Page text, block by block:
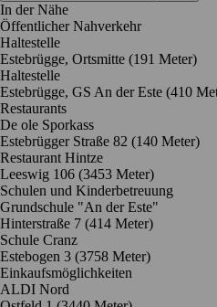
In der Nähe
Öffentlicher Nahverkehr
Haltestelle
Estebrügge, Ortsmitte (191 Meter)
Haltestelle
Estebrügge, GS An der Este (410
Restaurants
De ole Sporkass
Estebrügger Straße 82 (140 Meter)
Restaurant Hintze
Leeswig 106 (3453 Meter)
Schulen und Kinderbetreuung
Grundschule "An der Este"
Hinterstraße 7 (414 Meter)
Schule Cranz
Estebogen 3 (3758 Meter)
Einkaufsmöglichkeiten
ALDI Nord